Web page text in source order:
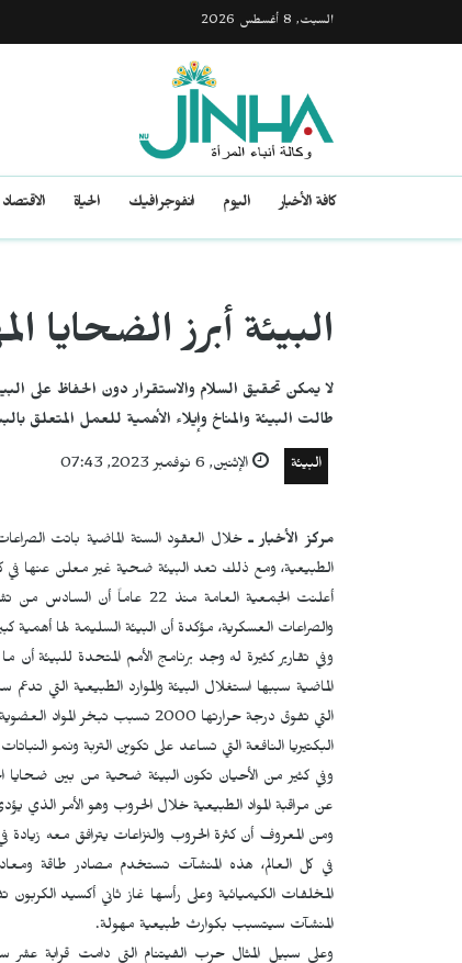
السبت, 8 أغسطس 2026
كافة الأخبار اليوم انفوجرافيك الحياة
البيئة أبرز الضحايا
لا يمكن تحقيق السلام والاستقرار دون الحفاظ على
طالت البيئة والمناخ وإيلاء الأهمية للعمل المتعلق
البيئة الإثنين, 6 نوفمبر 2023, 07:43
مركز الأخبار ـخلال العقود الستة الماضية باتت
الطبيعية، ومع ذلك تعد البيئة ضحية غير معلن عنها في
أعلنت الجمعية العامة منذ 22
والصراعات العسكرية، مؤكدة أن البيئة السليمة لها أهمية
الماضية سببها استغلال البيئة والموارد الطبيعية التي
التي تفوق درجة حرارتها 2000
البكتيريا النافعة التي تساعد على تكوين التربة ونمو
وفي كثير من الأحيان تكون البيئة ضحية من بين ضحايا
عن مراقبة المواد الطبيعية خلال الحروب وهو الأمر
في كل العالم، هذه المنشآت تستخدم مصادر طاقة
المخلفات الكيميائية وعلى رأسها غاز ثاني أكسيد
المنشآت سيتسبب بكوارث طبيعية مهولة.